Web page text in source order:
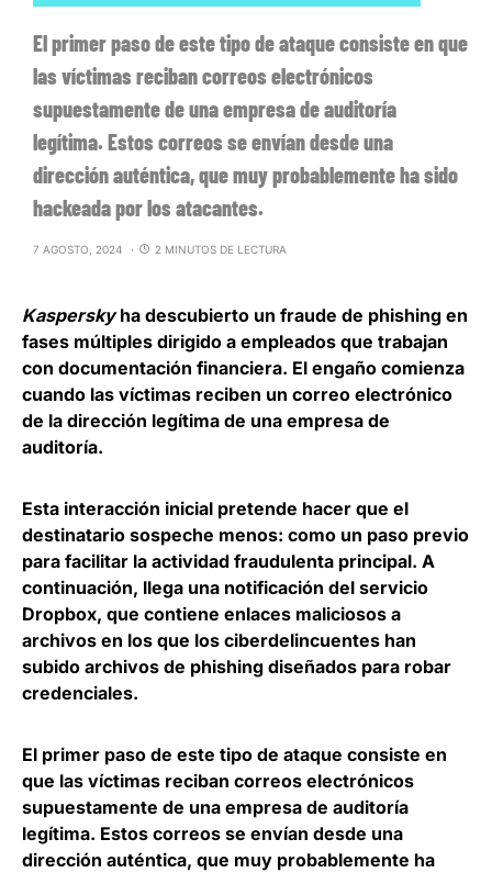
El primer paso de este tipo de ataque consiste en que
las víctimas reciban correos electrónicos
supuestamente de una empresa de auditoría
legítima. Estos correos se envían desde una
dirección auténtica, que muy probablemente ha sido
hackeada por los atacantes.
7 AGOSTO, 2024 2 MINUTOS DE LECTURA
Kasperskyha descubierto un fraude de phishing en
fases múltiples dirigido a empleados que trabajan
con documentación financiera. El engaño comienza
cuando las víctimas reciben un correo electrónico
de la dirección legítima de una empresa de
auditoría.
Esta interacción inicial pretende hacer que el
destinatario sospeche menos: como un paso previo
para facilitar la actividad fraudulenta principal. A
continuación, llega una notificación del servicio
Dropbox, que contiene enlaces maliciosos a
archivos en los que los ciberdelincuentes han
subido archivos de phishing diseñados para robar
credenciales.
El primer paso de este tipo de ataque consiste en
que las víctimas reciban correos electrónicos
supuestamente de una empresa de auditoría
legítima. Estos correos se envían desde una
dirección auténtica, que muy probablemente ha